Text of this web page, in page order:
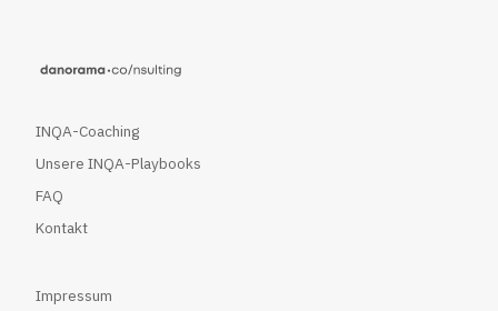
INQA-Coaching
Unsere INQA-Playbooks
FAQ
Kontakt
Impressum